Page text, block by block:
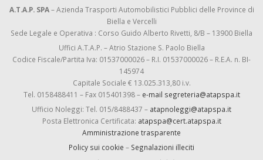
A.T.A.P. SPA– Azienda Trasporti Automobilistici Pubblici delle Province di
Biella e Vercelli
Sede Legale e Operativa : Corso Guido Alberto Rivetti, 8/B – 13900 Biella
Uffici A.T.A.P. – Atrio Stazione S. Paolo Biella
Codice Fiscale/Partita Iva: 01537000026 – R.I. 01537000026 – R.E.A. n. BI-
145974
Capitale Sociale € 13.025.313,80 i.v.
Tel. 0158488411 – Fax 015401398 – e-mail segreteria@atapspa.it
Ufficio Noleggi: Tel. 015/8488437 – atapnoleggi@atapspa.it
Posta Elettronica Certificata: atapspa@cert.atapspa.it
Amministrazione trasparente
Policy sui cookie – Segnalazioni illeciti